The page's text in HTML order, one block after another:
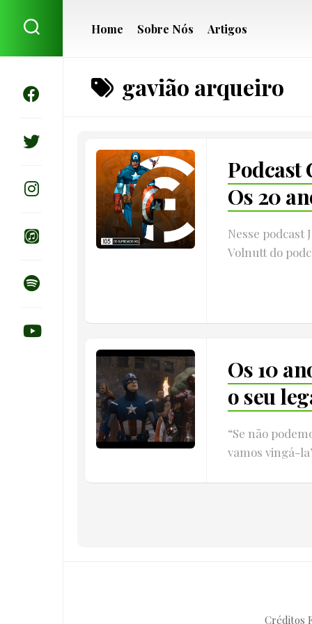
content
Home Sobre Nós Artigos
gavião arqueiro
Podcast
Os 20
Nesse podcast
Volnutt do
Os 10
o seu
“Se não
vamos vingá-
Créditos